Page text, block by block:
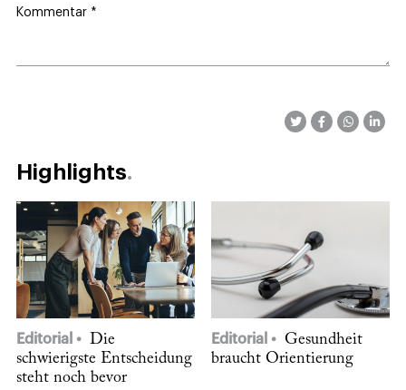
Kommentar *
Highlights
Editorial
Die
schwierigste Entscheidung
steht noch bevor
Editorial
Gesundheit
braucht Orientierung